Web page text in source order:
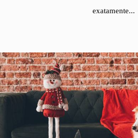
exatamente...